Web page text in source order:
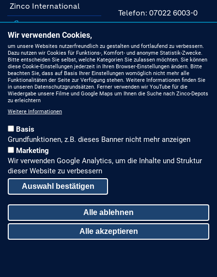
Zinco International
Facebook
Instagram
YouTube
Linkedin
Telefon: 07022 6003-0
Unsere Fachberater
MIT UNS AUF DEM
NEUESTEN STAND
Presseberichte
Stellenangebote
ALLGEMEINES, RECHTLICHES
Datenschutz
Sitemap
Wir verwenden Cookies,
um unsere Websites nutzerfreundlich zu gestalten und fortlaufend zu verbessern.
Dazu nutzen wir Cookies für Funktions-, Komfort- und anonyme Statistik-Zwecke.
Bitte entscheiden Sie selbst, welche Kategorien Sie zulassen möchten. Sie können
diese Cookie-Einstellungen jederzeit in Ihren Browser-Einstellungen ändern. Bitte
beachten Sie, dass auf Basis Ihrer Einstellungen womöglich nicht mehr alle
Funktionalitäten der Seite zur Verfügung stehen. Weitere Informationen finden Sie
in unseren Datenschutzgrundsätzen. Ferner verwenden wir YouTube für die
Wiedergabe unsere Filme und Google Maps um Ihnen die Suche nach Zinco-Depots
zu erleichtern
Weitere Informationen
Basis
Grundfunktionen, z.B. dieses Banner nicht mehr anzeigen
Marketing
Wir verwenden Google Analytics, um die Inhalte und Struktur
dieser Website zu verbessern
Auswahl bestätigen
Alle ablehnen
Alle akzeptieren